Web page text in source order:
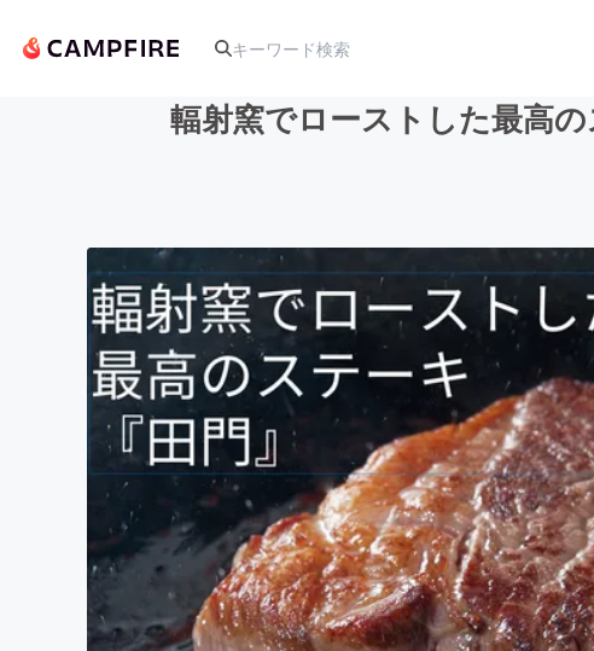
アート・写真 音
テクノロジー・ガジェット
映像・映画 書
ビジネス・起業 チ
まちづくり・地域活性化
輻射窯でローストした最高